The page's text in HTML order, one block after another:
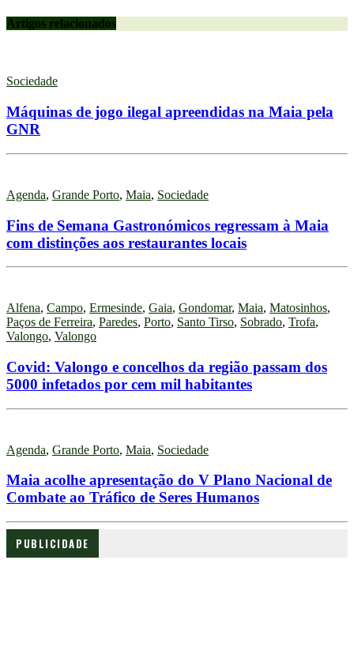
Artigos relacionados
Sociedade
Máquinas de jogo ilegal apreendidas na Maia pela
GNR
Agenda, Grande Porto, Maia, Sociedade
Fins de Semana Gastronómicos regressam à Maia
com distinções aos restaurantes locais
Alfena, Campo, Ermesinde, Gaia, Gondomar, Maia, Matosinhos,
Paços de Ferreira, Paredes, Porto, Santo Tirso, Sobrado, Trofa,
Valongo, Valongo
Covid: Valongo e concelhos da região passam dos
5000 infetados por cem mil habitantes
Agenda, Grande Porto, Maia, Sociedade
Maia acolhe apresentação do V Plano Nacional de
Combate ao Tráfico de Seres Humanos
PUBLICIDADE